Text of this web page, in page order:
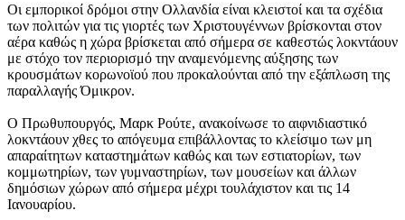
Οι εμπορικοί δρόμοι στην Ολλανδία είναι κλειστοί και τα σχέδια
των πολιτών για τις γιορτές των Χριστουγέννων βρίσκονται στον
αέρα καθώς η χώρα βρίσκεται από σήμερα σε καθεστώς λοκντάουν
με στόχο τον περιορισμό την αναμενόμενης αύξησης των
κρουσμάτων κορωνοϊού που προκαλούνται από την εξάπλωση της
παραλλαγής Όμικρον.
Ο Πρωθυπουργός, Μαρκ Ρούτε, ανακοίνωσε το αιφνιδιαστικό
λοκντάουν χθες το απόγευμα επιβάλλοντας το κλείσιμο των μη
απαραίτητων καταστημάτων καθώς και των εστιατορίων, των
κομμωτηρίων, των γυμναστηρίων, των μουσείων και άλλων
δημόσιων χώρων από σήμερα μέχρι τουλάχιστον και τις 14
Ιανουαρίου.